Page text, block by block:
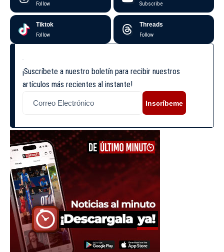
Follow Subscribe
Tiktok
Follow
Threads
Follow
¡Suscríbete a nuestro boletín para recibir nuestros
artículos más recientes al instante!
Inscríbeme